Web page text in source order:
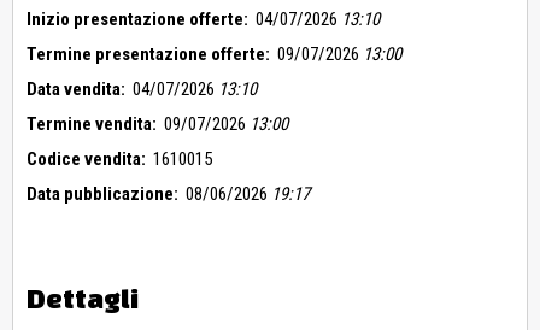
Inizio presentazione offerte: 04/07/2026 13:10
Termine presentazione offerte: 09/07/2026 13:00
Data vendita: 04/07/2026 13:10
Termine vendita: 09/07/2026 13:00
Codice vendita: 1610015
Data pubblicazione: 08/06/2026 19:17
Dettagli